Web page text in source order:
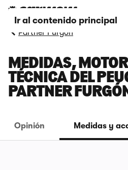
Ir al contenido principal
Partner Furgón
MEDIDAS,
TÉCNICA DEL
PARTNER
Opinión Medidas y